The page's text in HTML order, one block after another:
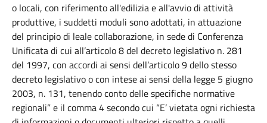
o locali, con riferimento all'edilizia e all'avvio di attività
produttive, i suddetti moduli sono adottati, in attuazione
del principio di leale collaborazione, in sede di Conferenza
Unificata di cui all’articolo 8 del decreto legislativo n. 281
del 1997, con accordi ai sensi dell’articolo 9 dello stesso
decreto legislativo o con intese ai sensi della legge 5 giugno
2003, n. 131, tenendo conto delle specifiche normative
regionali” e il comma 4 secondo cui “E’ vietata ogni richiesta